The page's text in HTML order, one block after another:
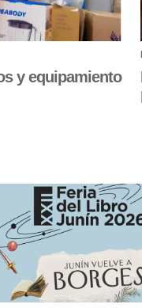
y equipamiento